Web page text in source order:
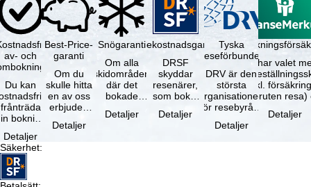
av- och
Du kan
frånträda
bokning
efter
…
Detaljer
Best-Price-
garanti
Om du
skulle hitta
en av oss
erbjuden
samma
Detaljer
Snögaranti
Om alla
skidområden
där det
bokade
gäller –
Detaljer
Resekostnadsgaranti
DRSF
skyddar
resenärer,
som bokat
paketresa
Detaljer
Tyska
reseförbundet
DRV är den
största
organisationen
för resebyråer
researrangörer
Detaljer
Du har valet
(inkl.
avbruten resa)
Detaljer
Säkerhet: